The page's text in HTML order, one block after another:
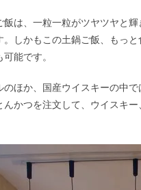
は、一粒一粒がツヤツヤと
。しかもこの土鍋ご飯、もっ
能です。
のほか、国産ウイスキーの中
んかつを注文して、ウイス